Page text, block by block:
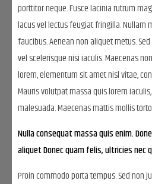
porttitor neque. Fusce lacinia rutrum
lacus vel lectus feugiat fringilla. Nullam
faucibus. Aenean non aliquet metus.
vel scelerisque nisi iaculis. Maecenas
lorem, elementum sit amet nisl vitae,
Mauris volutpat massa quis lorem
malesuada. Maecenas mattis mollis
Nulla consequat massa quis enim.
aliquet Donec quam felis, ultricies nec
Proin commodo porta tempus. Sed non